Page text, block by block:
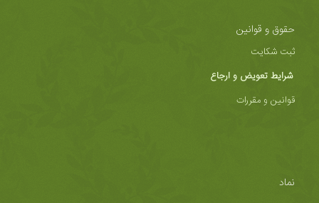
حقوق و قوانین
ثبت شکایت
شرایط تعویض و ارجاع
قوانین و مقررات
نماد